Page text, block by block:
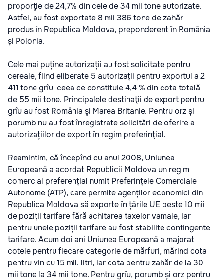
proporţie de 24,7% din cele de 34 mii tone autorizate.
Astfel, au fost exportate 8 mii 386 tone de zahăr
produs în Republica Moldova, preponderent în România
și Polonia.
Cele mai puține autorizații au fost solicitate pentru
cereale, fiind eliberate 5 autorizații pentru exportul a 2
411 tone grîu, ceea ce constituie 4,4 % din cota totală
de 55 mii tone. Principalele destinaţii de export pentru
grîu au fost România şi Marea Britanie. Pentru orz şi
porumb nu au fost înregistrate solicitări de oferire a
autorizațiilor de export în regim preferinţial.
Reamintim, că începînd cu anul 2008, Uniunea
Europeană a acordat Republicii Moldova un regim
comercial preferențial numit Preferințele Comerciale
Autonome (ATP), care permite agenților economici din
Republica Moldova să exporte în țările UE peste 10 mii
de poziții tarifare fără achitarea taxelor vamale, iar
pentru unele poziții tarifare au fost stabilite contingente
tarifare. Acum doi ani Uniunea Europeană a majorat
cotele pentru fiecare categorie de mărfuri, mărind cota
pentru vin cu 15 mil. litri, iar cota pentru zahăr de la 30
mii tone la 34 mii tone. Pentru grîu, porumb și orz pentru